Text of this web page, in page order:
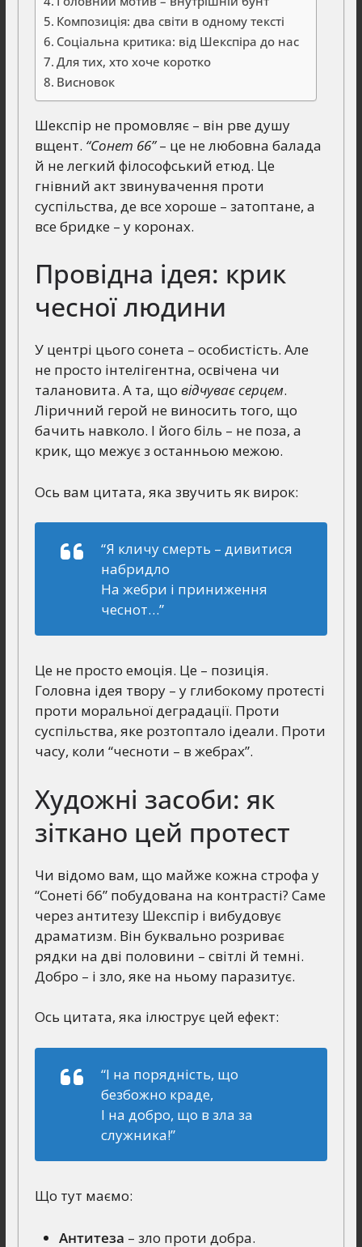
Композиція: два світи в одному тексті
Соціальна критика: від Шекспіра до нас
Для тих, хто хоче коротко
Висновок
Шекспір не промовляє – він рве душу
вщент. “Сонет 66”– це не любовна балада
й не легкий філософський етюд. Це
гнівний акт звинувачення проти
суспільства, де все хороше – затоптане, а
все бридке – у коронах.
Провідна ідея: крик
чесної людини
У центрі цього сонета – особистість. Але
не просто інтелігентна, освічена чи
талановита. А та, що відчуває серцем.
Ліричний герой не виносить того, що
бачить навколо. І його біль – не поза, а
крик, що межує з останньою межою.
Ось вам цитата, яка звучить як вирок:
“Я кличу смерть – дивитися
набридло
На жебри і приниження
чеснот…”
Це не просто емоція. Це – позиція.
Головна ідея твору – у глибокому протесті
проти моральної деградації. Проти
суспільства, яке розтоптало ідеали. Проти
часу, коли “чесноти – в жебрах”.
Художні засоби: як
зіткано цей протест
Чи відомо вам, що майже кожна строфа у
“Сонеті 66” побудована на контрасті? Саме
через антитезу Шекспір і вибудовує
драматизм. Він буквально розриває
рядки на дві половини – світлі й темні.
Добро – і зло, яке на ньому паразитує.
Ось цитата, яка ілюструє цей ефект:
“І на порядність, що
безбожно краде,
І на добро, що в зла за
служника!”
Що тут маємо:
Антитеза – зло проти добра.